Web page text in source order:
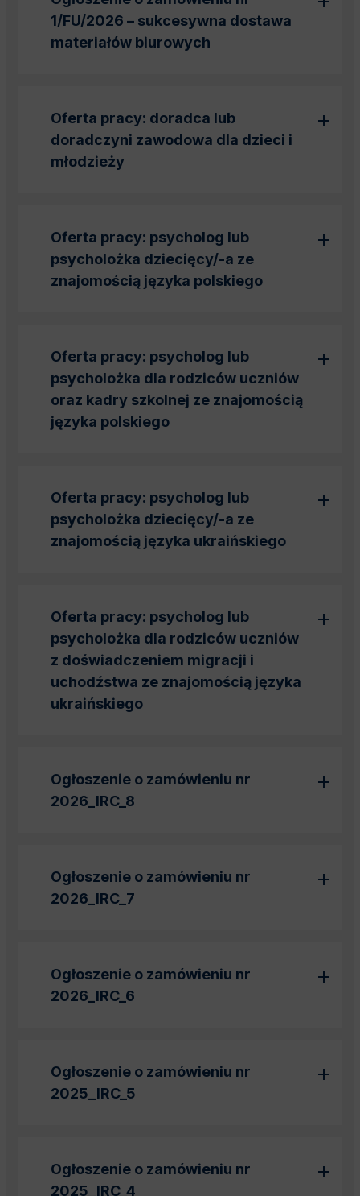
1/FU/2026 – sukcesywna dostawa
materiałów biurowych
Oferta pracy: doradca lub
doradczyni zawodowa dla dzieci i
młodzieży
Oferta pracy: psycholog lub
psycholożka dziecięcy/-a ze
znajomością języka polskiego
Oferta pracy: psycholog lub
psycholożka dla rodziców uczniów
oraz kadry szkolnej ze znajomością
języka polskiego
Oferta pracy: psycholog lub
psycholożka dziecięcy/-a ze
znajomością języka ukraińskiego
Oferta pracy: psycholog lub
psycholożka dla rodziców uczniów
z doświadczeniem migracji i
uchodźstwa ze znajomością języka
ukraińskiego
Ogłoszenie o zamówieniu nr
2026_IRC_8
Ogłoszenie o zamówieniu nr
2026_IRC_7
Ogłoszenie o zamówieniu nr
2026_IRC_6
Ogłoszenie o zamówieniu nr
2025_IRC_5
Ogłoszenie o zamówieniu nr
2025_IRC_ 4